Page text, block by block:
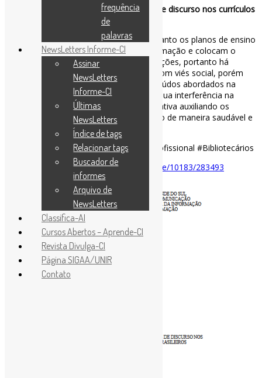
Educação em informação : uma análise de discurso nos currículos
de Biblioteconomia brasileiros
Conclui que tanto os marcos políticos quanto os planos de ensino
preconizam ações de educação em informação e colocam o
bibliotecário como protagonista de tais ações, portanto há
formação de bibliotecários educadores com viés social, porém
ainda é necessário refletir sobre os conteúdos abordados na
formação desses profissionais para que sua interferência na
sociedade seja transformadora e significativa auxiliando os
sujeitos a se relacionar com a informação de maneira saudável e
#EducaçãoEmInformação #FormaçãoProfissional #Bibliotecários
Disponível em:
https://lume.ufrgs.br/handle/10183/283493
frequência
de
palavras
NewsLetters Informe-CI
Assinar
NewsLetters
Informe-CI
Últimas
NewsLetters
Índice de tags
Relacionar tags
Buscador de
informes
Arquivo de
NewsLetters
Classifica-AI
Cursos Abertos – Aprende-CI
Revista Divulga-CI
Página SIGAA/UNIR
Contato